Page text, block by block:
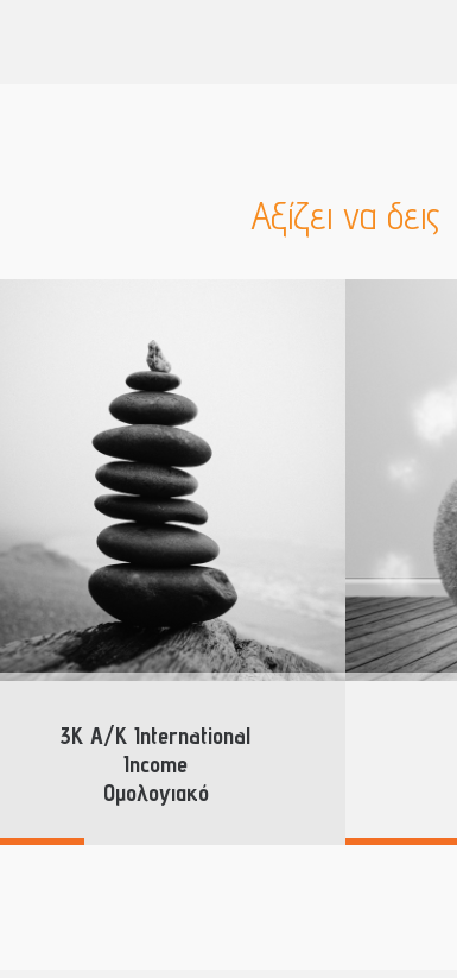
Αξίζει να δεις
3K Α/Κ International
Income
Ομολογιακό
έξυπνη λύση σε όλους όσοι θέλουν τα χρήματά τους
να έχουν την προοπτική να επιτύχουν υψηλότερες
αποδόσεις από τις προθεσμιακές καταθέσεις. Το
χαρτοφυλάκιό του υπόκειται σε διαρκείς προσαρμογές
στο συνεχώς μεταβαλλόμενο περιβάλλον,
προκειμένου να επιτύχει τους στόχους του.
Περισσότερα
Οι
δίνουν την
στη
Οι
την
αποδόσεων